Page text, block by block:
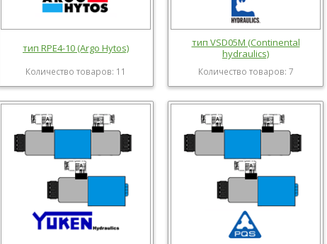
тип RPE4-10 (Argo Hytos)
Количество товаров: 11
тип VSD05M (Continental
hydraulics)
Количество товаров: 7